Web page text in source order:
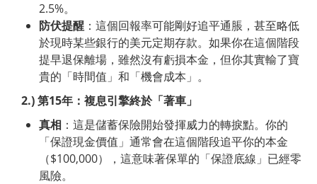
2.5%。
防伏提醒 ：這個回報率可能剛好追平通脹，甚至略低
於現時某些銀行的美元定期存款。如果你在這個階段
提早退保離場，雖然沒有虧損本金，但你其實輸了寶
貴的「時間值」和「機會成本」。
2.)第15年：複息引擎終於「著車」
真相 ：這是儲蓄保險開始發揮威力的轉捩點。你的
「保證現金價值」通常會在這個階段追平你的本金
（$100,000），這意味著保單的「保證底線」已經零
風險。